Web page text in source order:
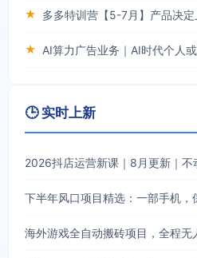
★
★ AI算力广告业务｜AI时代个人
🕒 实时上新